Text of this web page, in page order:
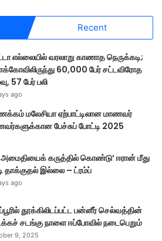
Recent
எல்லையில் வரலாறு காணாத நெருக்கடி;
60,000 பேர் சட்டவிரோத
57 பேர் பலி
ago
மலேசியா ஏற்பாட்டிலான மாணவர்
பேச்சுப் போட்டி 2025
அமைதியைக் கருத்தில் கொண்டு’ ஈரான் மீது
தாக்குதல் இல்லை – ட்ரம்ப்
ago
தூக்கிலிடப்பட்ட பன்னீர் செல்வத்தின்
சடங்கு நாளை ஈப்போவில் நடைபெறும்
9, 2025